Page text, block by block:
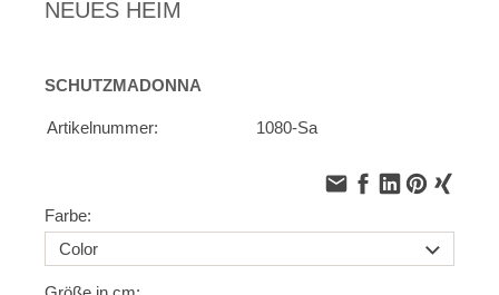
NEUES HEIM
SCHUTZMADONNA
Artikelnummer: 1080-Sa
Farbe: